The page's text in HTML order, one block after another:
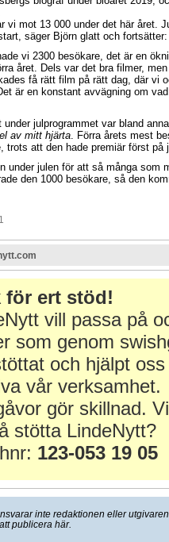
vi mot 13 000 under det här året.
säger Björn glatt och fortsätter:
vi 2300 besökare, det är en
året. Dels var det bra filmer,
få rätt film på rätt dag, där vi
är en konstant avvägning om
julprogrammet var bland
av mitt hjärta. Förra årets mest
trots att den hade premiär först på
under julen för att så många som
den 1000 besökare, så den
för ert stöd!
vill passa på
som genom
och hjälpt
vår verksamhet.
gör skillnad.
stötta LindeNytt?
123-053 19 05
inte redaktionen eller
publicera här.